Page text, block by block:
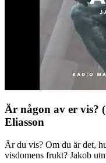
Är någon av er vis?
Eliasson
Är du vis? Om du är det,
visdomens frukt? Jakob